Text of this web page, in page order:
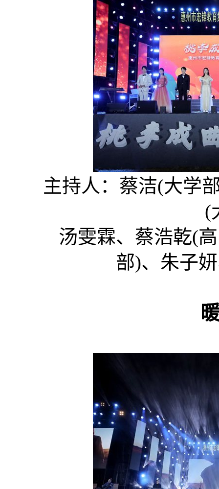
主持人：蔡洁(大学
(
汤雯霖、蔡浩乾(高
部)、 朱子